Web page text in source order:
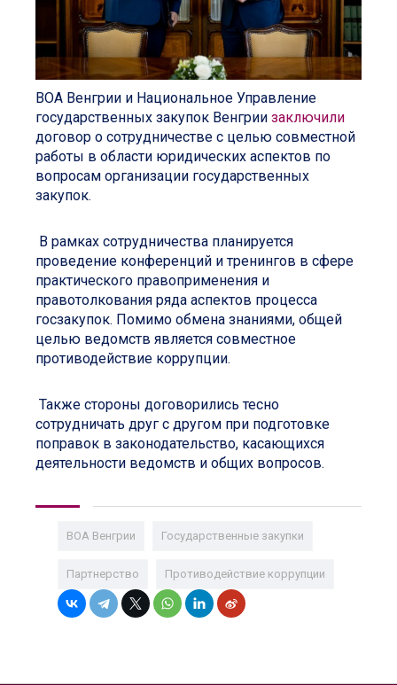
ВОА Венгрии и Национальное Управление
государственных закупок Венгрии заключили
договор о сотрудничестве с целью совместной
работы в области юридических аспектов по
вопросам организации государственных
закупок.
В рамках сотрудничества планируется
проведение конференций и тренингов в сфере
практического правоприменения и
правотолкования ряда аспектов процесса
госзакупок. Помимо обмена знаниями, общей
целью ведомств является совместное
противодействие коррупции.
Также стороны договорились тесно
сотрудничать друг с другом при подготовке
поправок в законодательство, касающихся
деятельности ведомств и общих вопросов.
ВОА Венгрии Государственные закупки
Партнерство Противодействие коррупции